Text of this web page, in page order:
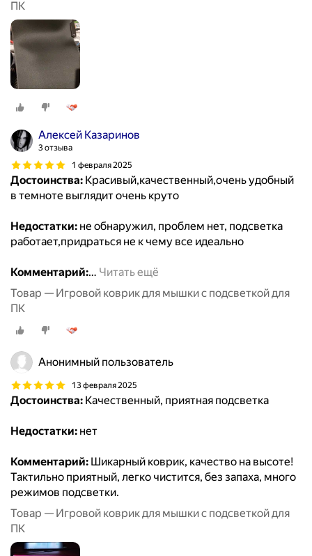
ПК
Алексей Казаринов
3 отзыва
1 февраля 2025
Достоинства: Красивый,качественный,очень удобный
в темноте выглядит очень круто
Недостатки: не обнаружил, проблем нет, подсветка
работает,придраться не к чему все идеально
Комментарий:… Читать ещё
Товар — Игровой коврик для мышки с подсветкой для
ПК
Анонимный пользователь
13 февраля 2025
Достоинства: Качественный, приятная подсветка
Недостатки: нет
Комментарий: Шикарный коврик, качество на высоте!
Тактильно приятный, легко чистится, без запаха, много
режимов подсветки.
Товар — Игровой коврик для мышки с подсветкой для
ПК